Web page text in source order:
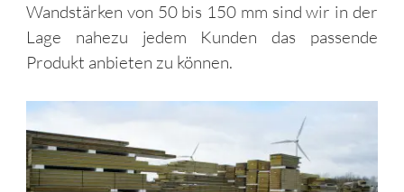
Wandstärken von 50 bis 150 mm sind wir in der
Lage nahezu jedem Kunden das passende
Produkt anbieten zu können.